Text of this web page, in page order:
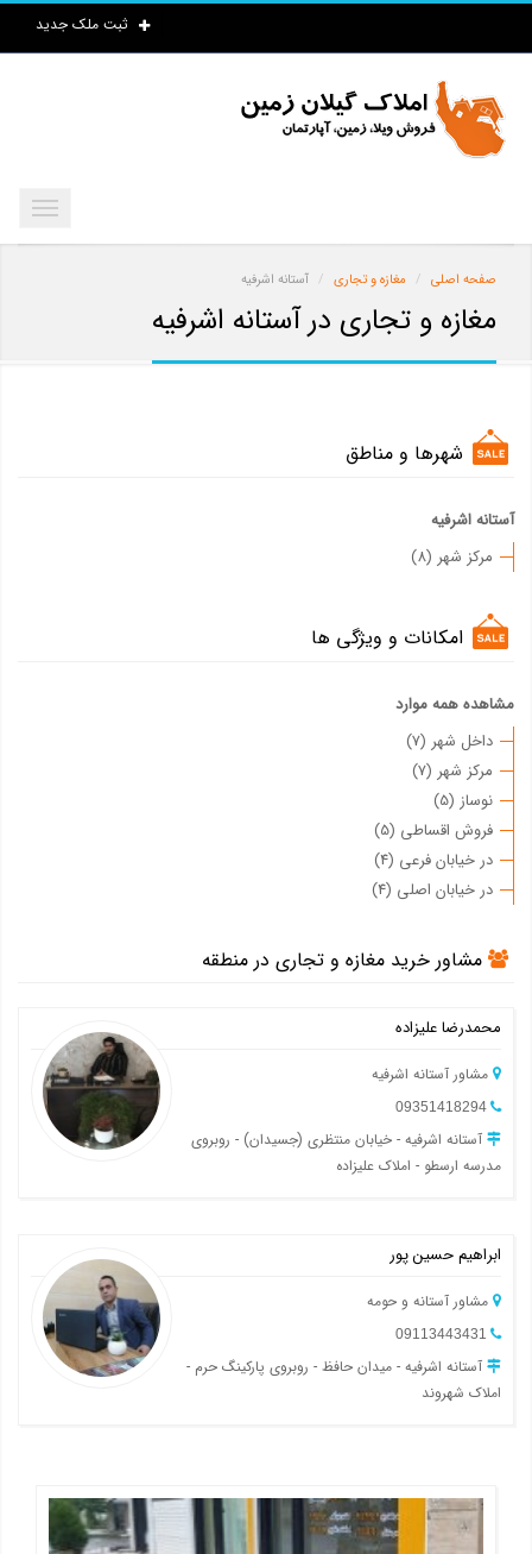
ثبت ملک جدید
صفحه اصلی مغازه و تجاری آستانه اشرفیه
مغازه و تجاری در آستانه اشرفیه
شهرها و مناطق
آستانه اشرفیه
مرکز شهر (8)
امکانات و ویژگی ها
مشاهده همه موارد
داخل شهر (7)
مرکز شهر (7)
نوساز (5)
فروش اقساطی (5)
در خیابان فرعی (4)
در خیابان اصلی (4)
مشاور خرید مغازه و تجاری در منطقه
محمدرضا علیزاده
مشاور آستانه اشرفیه
آستانه اشرفیه - خیابان منتظری (جسیدان) - روبروی
مدرسه ارسطو - املاک علیزاده
ابراهیم حسین پور
مشاور آستانه و حومه
آستانه اشرفیه - میدان حافظ - روبروی پارکینگ حرم -
املاک شهروند